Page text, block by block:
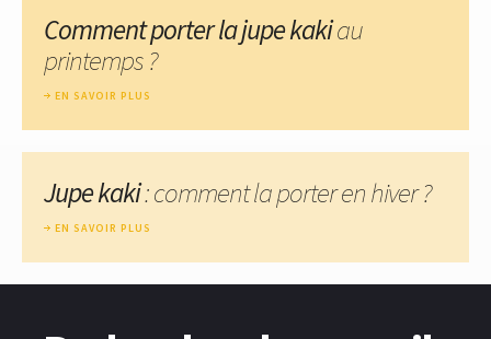
Comment porter la jupe kakiau
printemps ?
EN SAVOIR PLUS
Jupe kaki: comment la porter en hiver ?
EN SAVOIR PLUS